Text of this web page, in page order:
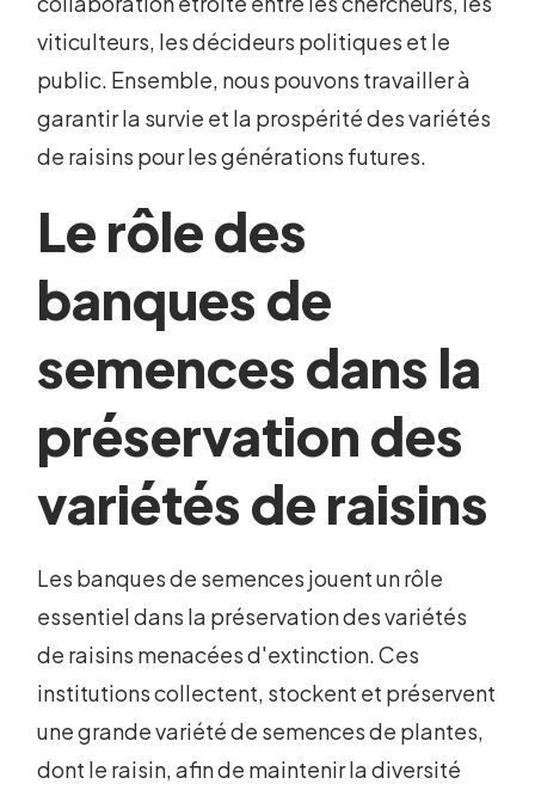
viticulteurs, les décideurs politiques et le
public. Ensemble, nous pouvons travailler à
garantir la survie et la prospérité des variétés
de raisins pour les générations futures.
Le rôle des
banques de
semences dans la
préservation des
variétés de raisins
Les banques de semences jouent un rôle
essentiel dans la préservation des variétés
de raisins menacées d'extinction. Ces
institutions collectent, stockent et préservent
une grande variété de semences de plantes,
dont le raisin, afin de maintenir la diversité